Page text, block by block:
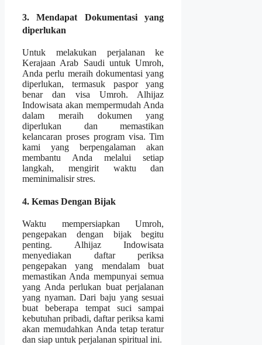
3. Mendapat Dokumentasi yang
diperlukan
Untuk melakukan perjalanan ke
Kerajaan Arab Saudi untuk Umroh,
Anda perlu meraih dokumentasi yang
diperlukan, termasuk paspor yang
benar dan visa Umroh. Alhijaz
Indowisata akan mempermudah Anda
dalam meraih dokumen yang
diperlukan dan memastikan
kelancaran proses program visa. Tim
kami yang berpengalaman akan
membantu Anda melalui setiap
langkah, mengirit waktu dan
meminimalisir stres.
4. Kemas Dengan Bijak
Waktu mempersiapkan Umroh,
pengepakan dengan bijak begitu
penting. Alhijaz Indowisata
menyediakan daftar periksa
pengepakan yang mendalam buat
memastikan Anda mempunyai semua
yang Anda perlukan buat perjalanan
yang nyaman. Dari baju yang sesuai
buat beberapa tempat suci sampai
kebutuhan pribadi, daftar periksa kami
akan memudahkan Anda tetap teratur
dan siap untuk perjalanan spiritual ini.